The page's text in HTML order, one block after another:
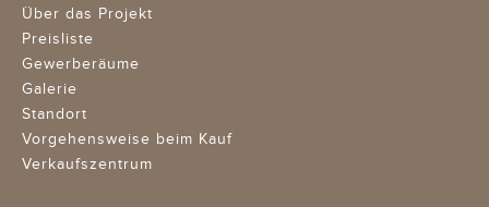
Über das Projekt
Preisliste
Gewerberäume
Galerie
Standort
Vorgehensweise beim Kauf
Verkaufszentrum